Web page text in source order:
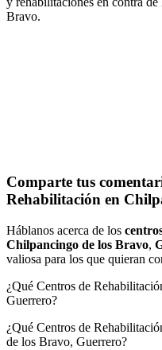
Bravo.
Comparte tus
Rehabilitación en
Háblanos acerca de los
Chilpancingo de los Bravo,
valiosa para los que quieran
¿Qué Centros de
Guerrero?
¿Qué Centros de
de los Bravo, Guerrero?